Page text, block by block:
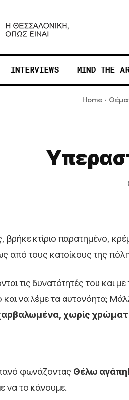
INTERVIEWS MIND THE
Home
κτίριο παρατημένο,
από τους κατοίκους της
τις δυνατότητές του και
και να λέμε τα αυτονόητα;
χωρίς
φωνάζοντας Θέλω
να το κάνουμε.